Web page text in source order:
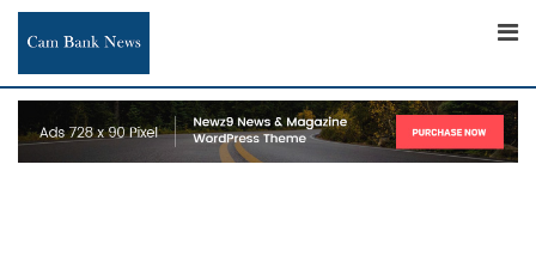
Skip
content